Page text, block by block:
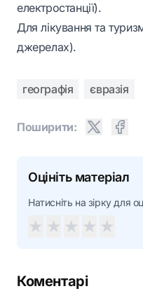
електростанції).
Для лікування та
джерелах).
географія євразія
Поширити:
Оцініть матеріал
Натисніть на зірку для
★ ★ ★ ★ ★
Коментарі